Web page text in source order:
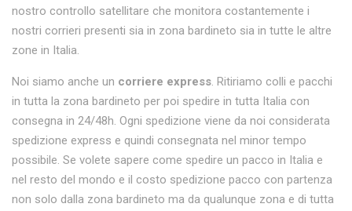
nostro controllo satellitare che monitora costantemente i
nostri corrieri presenti sia in zona bardineto sia in tutte le altre
zone in Italia.
Noi siamo anche un corriere express. Ritiriamo colli e pacchi
in tutta la zona bardineto per poi spedire in tutta Italia con
consegna in 24/48h. Ogni spedizione viene da noi considerata
spedizione express e quindi consegnata nel minor tempo
possibile. Se volete sapere come spedire un pacco in Italia e
nel resto del mondo e il costo spedizione pacco con partenza
non solo dalla zona bardineto ma da qualunque zona e di tutta